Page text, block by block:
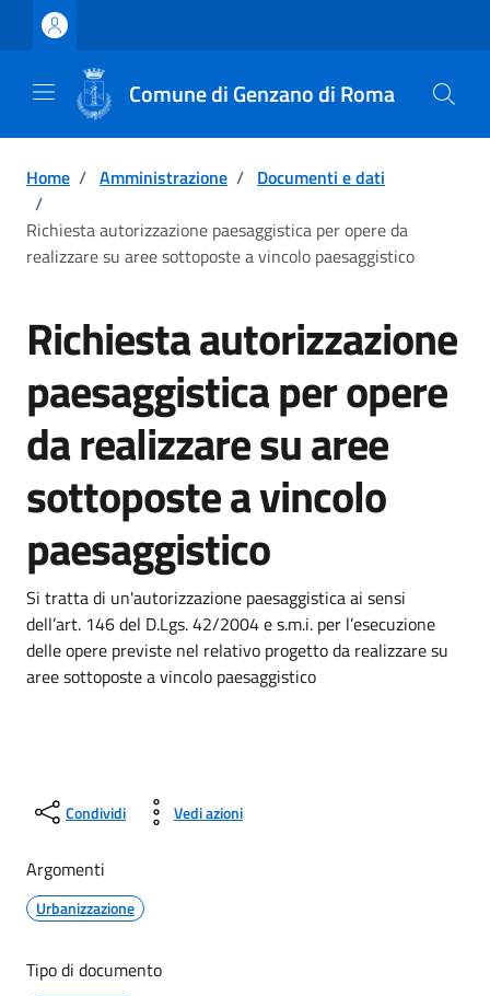
Vai ai contenuti
Vai al footer
Comune di Genzano di Roma
Home / Amministrazione / Documenti e dati
/
Richiesta autorizzazione paesaggistica per opere da
realizzare su aree sottoposte a vincolo paesaggistico
Richiesta autorizzazione
paesaggistica per opere
da realizzare su aree
sottoposte a vincolo
paesaggistico
Si tratta di un'autorizzazione paesaggistica ai sensi
dell’art. 146 del D.Lgs. 42/2004 e s.m.i. per l’esecuzione
delle opere previste nel relativo progetto da realizzare su
aree sottoposte a vincolo paesaggistico
Condividi Vedi azioni
Argomenti
Urbanizzazione
Tipo di documento